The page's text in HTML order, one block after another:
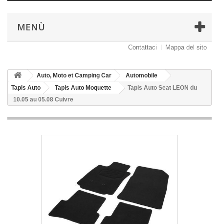
MENÙ
Contattaci Mappa del sito
Auto, Moto et Camping Car
Automobile
Tapis Auto
Tapis Auto Moquette
Tapis Auto Seat LEON du
10.05 au 05.08 Cuivre